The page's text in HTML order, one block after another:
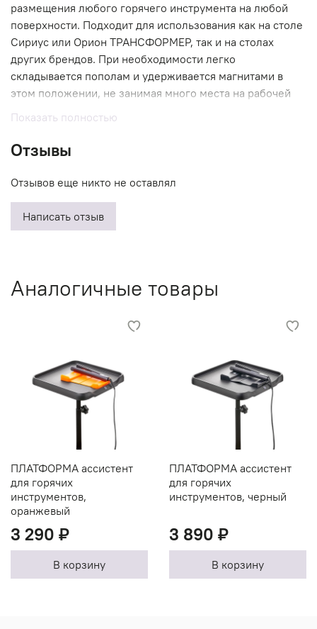
размещения любого горячего инструмента на любой
поверхности. Подходит для использования как на столе
Сириус или Орион ТРАНСФОРМЕР, так и на столах
других брендов. При необходимости легко
складывается пополам и удерживается магнитами в
этом положении, не занимая много места на рабочей
Показать полностью
Отзывы
Отзывов еще никто не оставлял
Написать отзыв
Аналогичные товары
ПЛАТФОРМА ассистент
для горячих
инструментов,
оранжевый
3 290 ₽
В корзину
ПЛАТФОРМА ассистент
для горячих
инструментов, черный
3 890 ₽
В корзину